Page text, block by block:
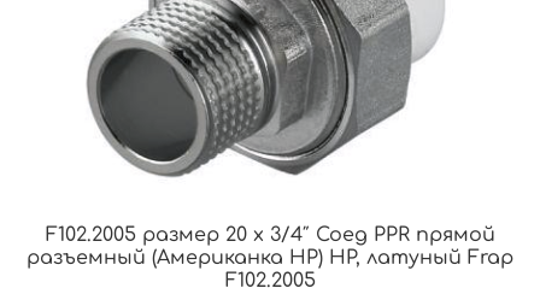
F102.2005 размер 20 x 3/4″ Соед PPR прямой
разъемный (Американка НР) НР, латуный Frap
F102.2005